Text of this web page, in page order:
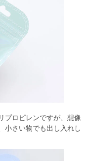
プロピレンですが、想像
小さい物でも出し入れし